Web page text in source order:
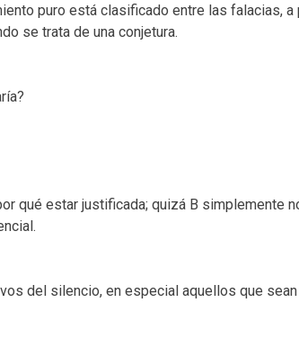
puro está clasificado entre las falacias,
se trata de una conjetura.
qué estar justificada; quizá B simplemente
del silencio, en especial aquellos que